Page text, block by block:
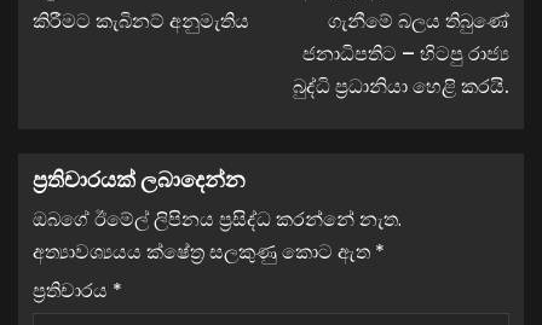
කිරීමට කැබිනට් අනුමැතිය
ගැනීමේ බලය තිබුණේ
ජනාධිපතිට – හිටපු රාජ්‍ය
බුද්ධි ප්‍රධානියා හෙළි කරයි.
ප්‍රතිචාරයක් ලබාදෙන්න
ඔබගේ ඊමේල් ලිපිනය ප්‍රසිද්ධ කරන්නේ නැත.
අත්‍යාවශ්‍යයය ක්ෂේත්‍ර සලකුණු කොට ඇත *
ප්‍රතිචාරය *